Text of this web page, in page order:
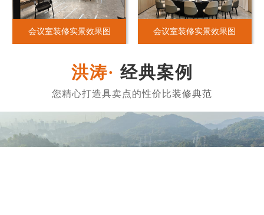
会议室装修实景效果图 会议室装修实景效果图
经典案例